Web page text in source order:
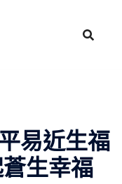
易近生福
生幸福